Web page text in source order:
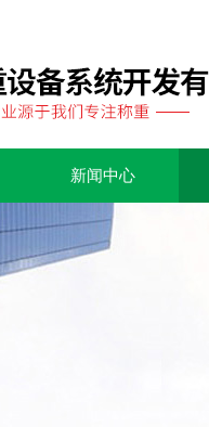
新闻中心